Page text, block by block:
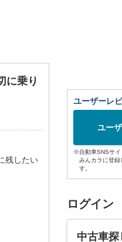
に乗り
残したい
ユーザーレ
ユー
※自動車SNSサイ
みんカラに登録
す。
ログイン
中古車